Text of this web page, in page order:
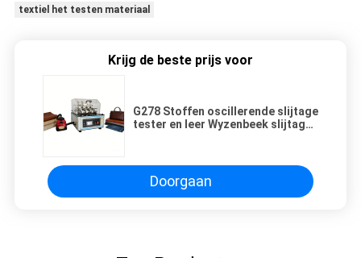
textiel het testen materiaal
Krijg de beste prijs voor
G278 Stoffen oscillerende slijtage
tester en leer Wyzenbeek slijtage
Doorgaan